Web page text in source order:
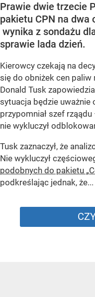
Prawie dwie trzecie
pakietu CPN na
wynika z sondażu
sprawie lada dzień.
Kierowcy czekają na
się do obniżek cen paliw
Donald Tusk
sytuacja będzie uważnie
przypomniał szef
nie wykluczył
Tusk zaznaczył, że
Nie wykluczył
podobnych do pakietu
podkreślając jednak, że...